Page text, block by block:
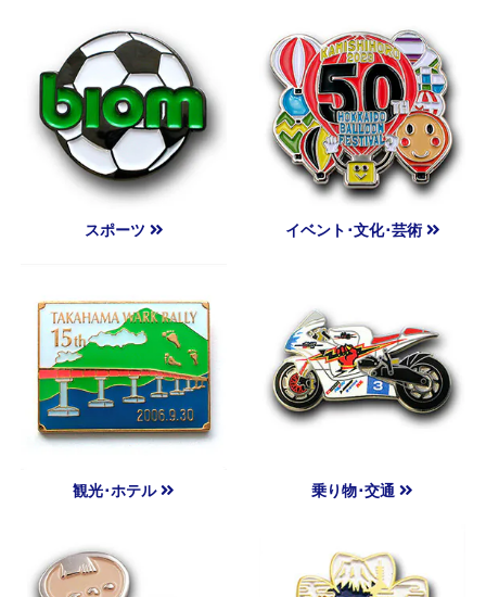
スポーツ イベント･文化･芸術
観光･ホテル 乗り物･交通